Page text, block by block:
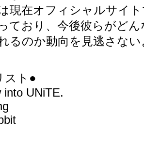
現在オフィシャルサイ
ており、今後彼らがど
るのか動向を見逃さな
スト●
UNiTE.